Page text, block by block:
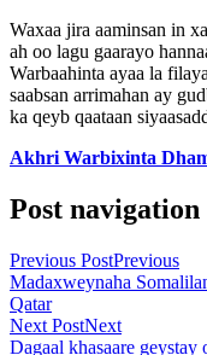
Waxaa jira aaminsan in
ah oo lagu gaarayo
Warbaahinta ayaa la
saabsan arrimahan ay
ka qeyb qaataan
Akhri Warbixinta
Post navigation
Previous PostPrevious
Madaxweynaha
Qatar
Next PostNext
Dagaal khasaare